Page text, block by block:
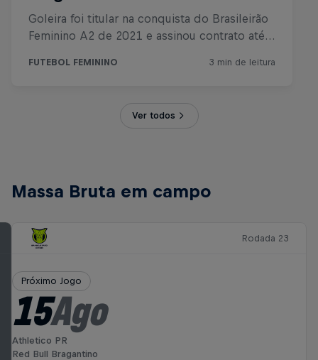
Ver todos
Massa Bruta em campo
Rodada 23
Próximo Jogo
15Ago
Athletico PR
Red Bull Bragantino